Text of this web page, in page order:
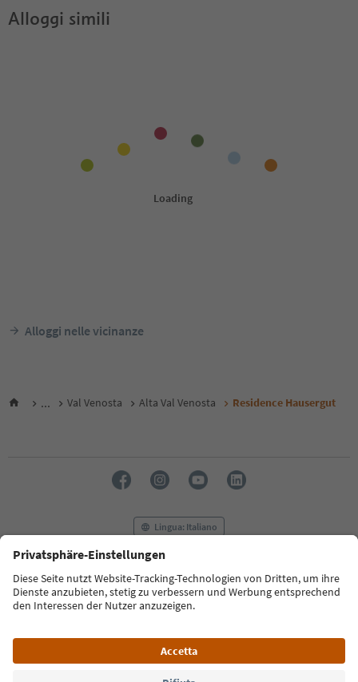
Alloggi simili
Alloggi nelle vicinanze
... Val Venosta Alta Val Venosta Residence Hausergut
Lingua: Italiano
FAQ Contatti Press MICE
Privacy Policy
Termini e condizioni
Crediti
Cookie Policy
Alto Adige B2B